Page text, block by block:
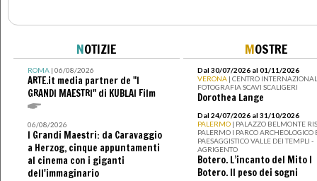
NOTIZIE
ROMA| 06/08/2026
ARTE.it media partner de "I
GRANDI MAESTRI" di KUBLAI Film
06/08/2026
I Grandi Maestri: da Caravaggio
a Herzog, cinque appuntamenti
al cinema con i giganti
dell'immaginario
MOSTRE
Dal 30/07/2026 al 01/11/2026
VERONA | CENTRO
FOTOGRAFIA SCAVI SCALIGERI
Dorothea Lange
Dal 24/07/2026 al 31/10/2026
PALERMO | PALAZZO BELMONTE
PALERMO I PARCO ARCHEOLOGICO
PAESAGGISTICO VALLE DEI TEMPLI -
AGRIGENTO
Botero. L’incanto del Mito I
Botero. Il peso dei sogni